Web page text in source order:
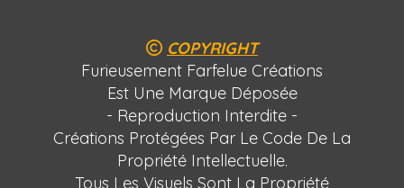
 COPYRIGHT
Furieusement Farfelue Créations
Est Une Marque Déposée
- Reproduction Interdite -
Créations Protégées Par Le Code De La
Propriété Intellectuelle.
Tous Les Visuels Sont La Propriété